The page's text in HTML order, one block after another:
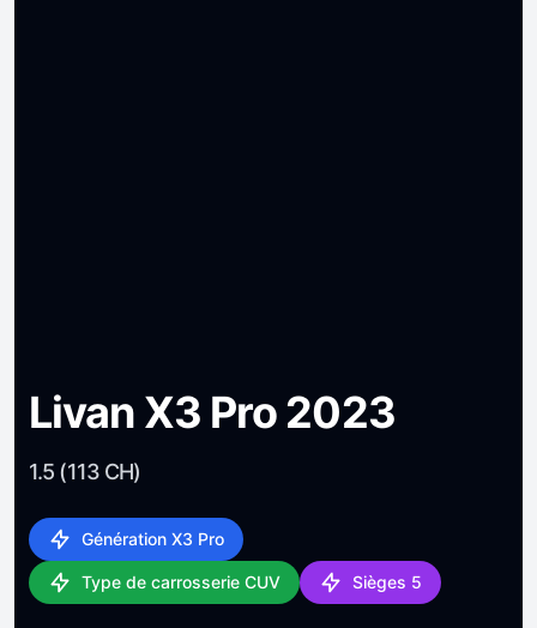
Livan X3 Pro 2023
1.5 (113 CH)
Génération X3 Pro
Type de carrosserie CUV Sièges 5